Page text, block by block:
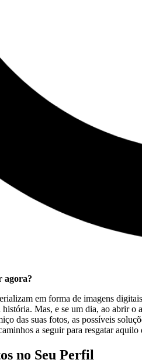
agora?
em⁤ forma de imagens
Mas, e se um dia, ao abrir o
das suas⁤ fotos, as⁤ possíveis
a seguir⁣ para resgatar
no Seu Perfil